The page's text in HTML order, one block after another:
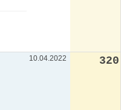
10.04.2022 320